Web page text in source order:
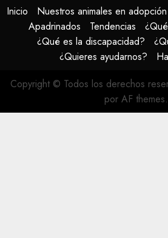
Inicio Nuestros animales en adopción
Apadrinados
Tendencias
¿Qué es la discapacidad?
¿Quieres ayudarnos?
Copyright © Todos los derechos
por AF themes.